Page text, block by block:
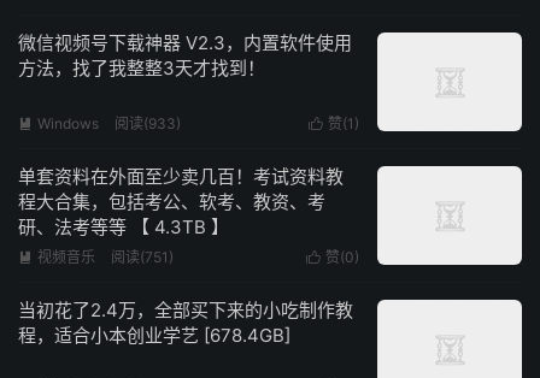
微信视频号下载神器 V2.3，内置软件使用
方法，找了我整整3天才找到！
 赞(1 )
 Windows 阅读(933)
单套资料在外面至少卖几百！考试资料教
程大合集，包括考公、软考、教资、考
研、法考等等 【 4.3TB 】
 赞(0)
 视频音乐 阅读(751)
当初花了2.4万，全部买下来的小吃制作教
程，适合小本创业学艺 [678.4GB]